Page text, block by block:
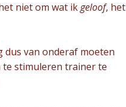
niet om wat ikgeloof, het
dus van onderaf moeten
te stimuleren trainer te